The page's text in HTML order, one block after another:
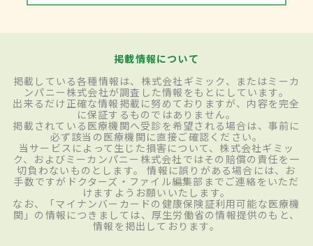
掲載情報について
掲載している各種情報は、株式会社ギミック、またはミーカ
ンパニー株式会社が調査した情報をもとにしています。
出来るだけ正確な情報掲載に努めておりますが、内容を完全
に保証するものではありません。
掲載されている医療機関へ受診を希望される場合は、事前に
必ず該当の医療機関に直接ご確認ください。
当サービスによって生じた損害について、株式会社ギミッ
ク、およびミーカンパニー株式会社ではその賠償の責任を一
切負わないものとします。 情報に誤りがある場合には、お
手数ですがドクターズ・ファイル編集部までご連絡をいただ
けますようお願いいたします。
なお、「マイナンバーカードの健康保険証利用可能な医療機
関」の情報につきましては、厚生労働省の情報提供のもと、
情報を掲出しております。